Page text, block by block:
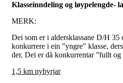
Klasseinndeling og løypelengde-
MERK:
Dei som er i aldersklassane D/H 35
konkurrere i ein "yngre" klasse,
der. Dei er då konkurrentar ”fullt og
1,5 km nybyrjar